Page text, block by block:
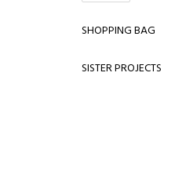
SHOPPING BAG
SISTER PROJECTS